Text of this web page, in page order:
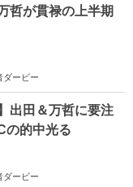
哲が貫禄の上半期
ダービー
出田＆万哲に要注
の的中光る
ダービー